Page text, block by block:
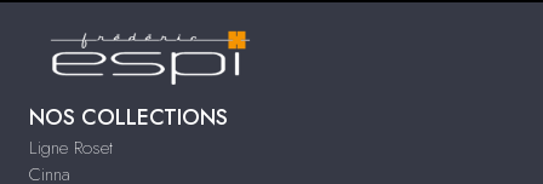
NOS COLLECTIONS
Ligne Roset
Cinna